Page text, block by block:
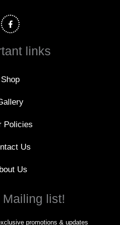
a
c
e
o
links
Shop
Policies
Us
Us
list!
promotions & updates